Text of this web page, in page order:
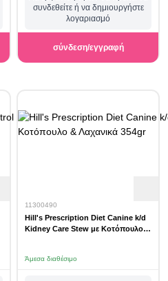
συνδεθείτε ή να δημιουργήστε
λογαριασμό
σύνδεση/εγγραφή
11300490
Hill's Prescription Diet Canine k/d
Kidney Care Stew με Κοτόπουλο &
Άμεσα διαθέσιμο